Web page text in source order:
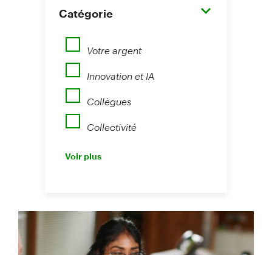
Catégorie
Votre argent
Innovation et IA
Collègues
Collectivité
Perspectives
Voir plus